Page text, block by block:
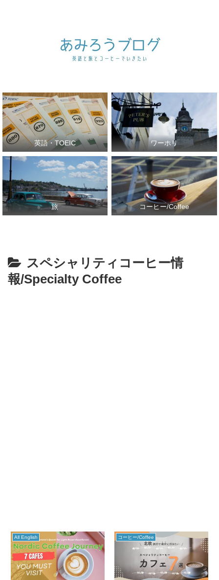
英語・TOEIC ワーホリ
旅 コーヒー/Coffee
スペシャリティコーヒー情
報/Specialty Coffee
All English コーヒー/Coffee